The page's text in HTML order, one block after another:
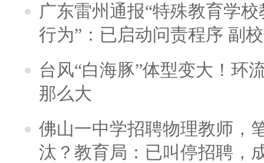
广东雷州通报“特殊教育学
行为”：已启动问责程序 副
台风“白海豚”体型变大！环
那么大
佛山一中学招聘物理教师，
汰？教育局：已叫停招聘，